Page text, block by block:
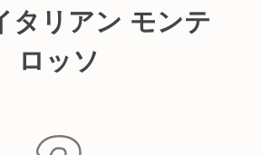
タリアン モンテ
ロッソ